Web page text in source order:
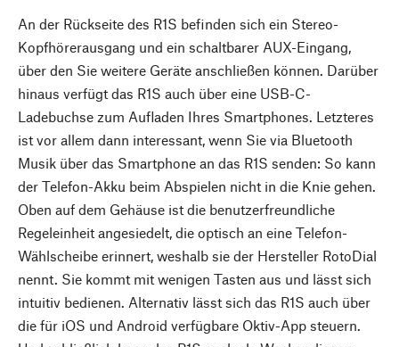
An der Rückseite des R1S befinden sich ein Stereo-
Kopfhörerausgang und ein schaltbarer AUX-Eingang,
über den Sie weitere Geräte anschließen können. Darüber
hinaus verfügt das R1S auch über eine USB-C-
Ladebuchse zum Aufladen Ihres Smartphones. Letzteres
ist vor allem dann interessant, wenn Sie via Bluetooth
Musik über das Smartphone an das R1S senden: So kann
der Telefon-Akku beim Abspielen nicht in die Knie gehen.
Oben auf dem Gehäuse ist die benutzerfreundliche
Regeleinheit angesiedelt, die optisch an eine Telefon-
Wählscheibe erinnert, weshalb sie der Hersteller RotoDial
nennt. Sie kommt mit wenigen Tasten aus und lässt sich
intuitiv bedienen. Alternativ lässt sich das R1S auch über
die für iOS und Android verfügbare Oktiv-App steuern.